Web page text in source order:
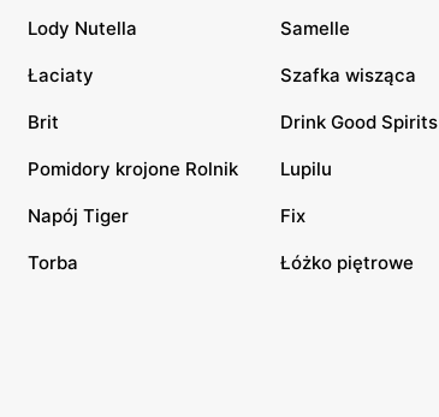
Lody Nutella Samelle
Łaciaty Szafka wisząca
Brit Drink Good Spirits
Pomidory krojone Rolnik Lupilu
Napój Tiger Fix
Torba Łóżko piętrowe